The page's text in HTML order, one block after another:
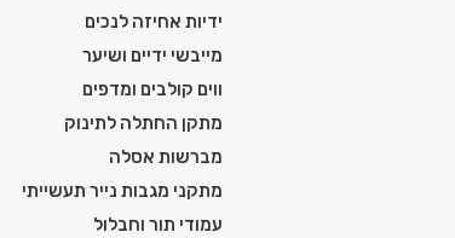
ידיות אחיזה לנכים
מייבשי ידיים ושיער
ווים קולבים ומדפים
מתקן החתלה לתינוק
מברשות אסלה
מתקני מגבות נייר תעשייתי
עמודי תור וחבלול